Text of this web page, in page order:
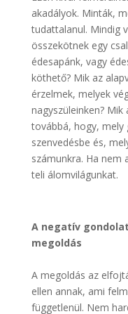
akadályok. Minták,
tudattalanul. Mindig
összekötnek egy
édesapánk, vagy
köthető? Mik az
érzelmek, melyek
nagyszüleinken?
továbbá, hogy, mely
szenvedésbe és,
számunkra. Ha nem
teli álomvilágunkat.
A negatív
megoldás
A megoldás az
ellen annak, ami
függetlenül. Nem